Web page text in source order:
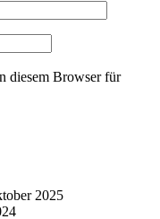
diesem Browser für
2025